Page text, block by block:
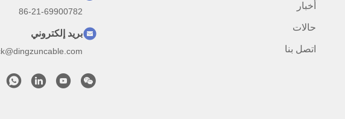
أخبار
حالات
اتصل بنا
86-21-69900782
بريد إلكتروني